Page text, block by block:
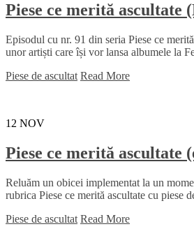
Piese ce merită ascultate
Episodul cu nr. 91 din seria Piese ce
unor artiști care își vor lansa albumele la
Piese de ascultat Read More
12 NOV
Piese ce merită ascultate
Reluăm un obicei implementat la un
rubrica Piese ce merită ascultate cu piese
Piese de ascultat Read More